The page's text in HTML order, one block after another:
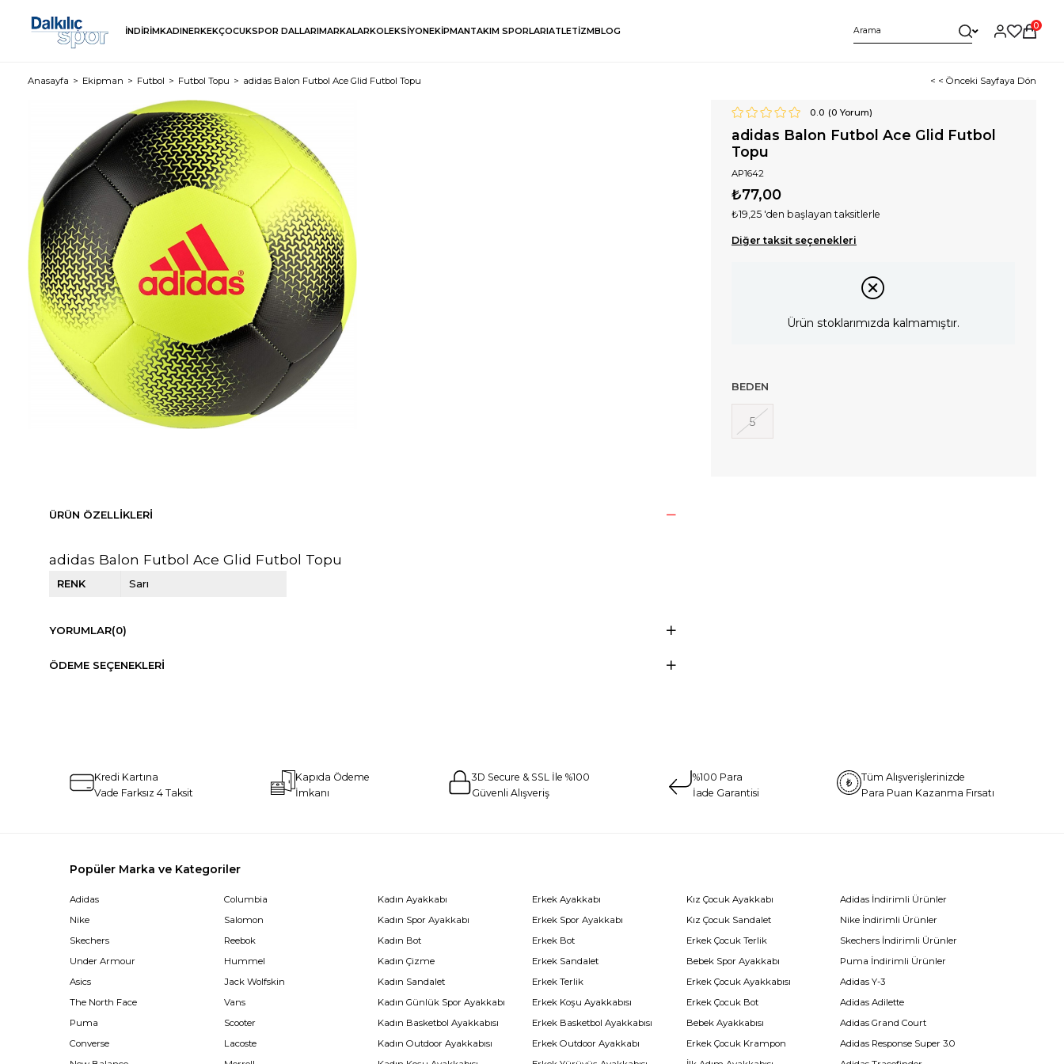
İNDİRİMKADINERKEKÇOCUKSPOR DALLARIMARKALARKOLEKSİYONEKİPMANTAKIM SPORLARIATLETİZMBLOG
0
Anasayfa Ekipman Futbol Futbol Topu adidas Balon Futbol Ace Glid Futbol Topu < < Önceki Sayfaya Dön
0.0 (0 Yorum)
adidas Balon Futbol Ace Glid Futbol
Topu
AP1642
₺77,00
₺19,25 'den başlayan taksitlerle
Diğer taksit seçenekleri
Ürün stoklarımızda kalmamıştır.
BEDEN
5
ÜRÜN ÖZELLIKLERI
adidas Balon Futbol Ace Glid Futbol Topu
RENK Sarı
YORUMLAR(0)
ÖDEME SEÇENEKLERI
Kredi Kartına
Vade Farksız 4 Taksit
Kapıda Ödeme
İmkanı
3D Secure & SSL İle %100
Güvenli Alışveriş
%100 Para
İade Garantisi
Tüm Alışverişlerinizde
Para Puan Kazanma Fırsatı
Popüler Marka ve Kategoriler
Adidas
Nike
Skechers
Under Armour
Asics
The North Face
Puma
Converse
Columbia
Salomon
Reebok
Hummel
Jack Wolfskin
Vans
Scooter
Lacoste
Kadın Ayakkabı
Kadın Spor Ayakkabı
Kadın Bot
Kadın Çizme
Kadın Sandalet
Kadın Günlük Spor Ayakkabı
Kadın Basketbol Ayakkabısı
Kadın Outdoor Ayakkabısı
Erkek Ayakkabı
Erkek Spor Ayakkabı
Erkek Bot
Erkek Sandalet
Erkek Terlik
Erkek Koşu Ayakkabısı
Erkek Basketbol Ayakkabısı
Erkek Outdoor Ayakkabı
Kız Çocuk Ayakkabı
Kız Çocuk Sandalet
Erkek Çocuk Terlik
Bebek Spor Ayakkabı
Erkek Çocuk Ayakkabısı
Erkek Çocuk Bot
Bebek Ayakkabısı
Erkek Çocuk Krampon
Adidas İndirimli Ürünler
Nike İndirimli Ürünler
Skechers İndirimli Ürünler
Puma İndirimli Ürünler
Adidas Y-3
Adidas Adilette
Adidas Grand Court
Adidas Response Super 3.0